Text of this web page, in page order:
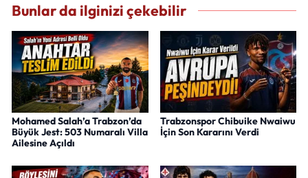
Bunlar da ilginizi çekebilir
Mohamed Salah’a Trabzon’da
Büyük Jest: 503 Numaralı Villa
Ailesine Açıldı
Trabzonspor Chibuike Nwaiwu
İçin Son Kararını Verdi